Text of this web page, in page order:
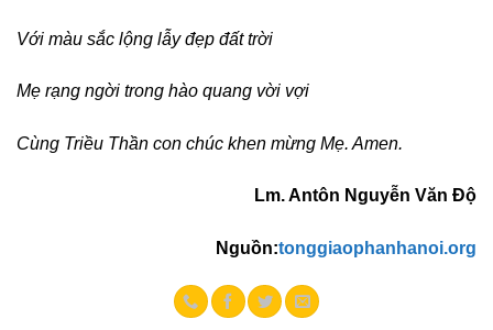
Với màu sắc lộng lẫy đẹp đất trời
Mẹ rạng ngời trong hào quang vời vợi
Cùng Triều Thần con chúc khen mừng Mẹ. Amen.
Lm. Antôn Nguyễn Văn Độ
Nguồn:tonggiaophanhanoi.org